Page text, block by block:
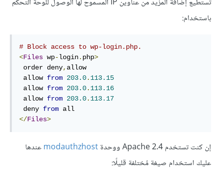
تستطيع إضافة المزيد من عناوين IP المسموح لها الوصول للوحة التحكم
باستخدام:
# Block access to wp-login.php.
<Files wp-login. php>
order deny, allow
allow from 203.0. 113.15
allow from 203.0. 113.16
allow from 203.0. 113.17
deny from
</Files>
إن كنت تستخدم Apache 2.4 ووحدة modauthzhostعندها
عليك استخدام صيغة مُختلفة قليلًا: